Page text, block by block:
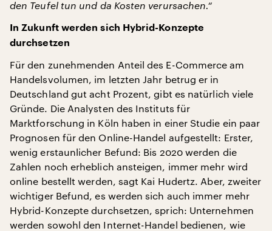
den Teufel tun und da Kosten verursachen.“
In Zukunft werden sich Hybrid-Konzepte
durchsetzen
Für den zunehmenden Anteil des E-Commerce am
Handelsvolumen, im letzten Jahr betrug er in
Deutschland gut acht Prozent, gibt es natürlich viele
Gründe. Die Analysten des Instituts für
Marktforschung in Köln haben in einer Studie ein paar
Prognosen für den Online-Handel aufgestellt: Erster,
wenig erstaunlicher Befund: Bis 2020 werden die
Zahlen noch erheblich ansteigen, immer mehr wird
online bestellt werden, sagt Kai Hudertz. Aber, zweiter
wichtiger Befund, es werden sich auch immer mehr
Hybrid-Konzepte durchsetzen, sprich: Unternehmen
werden sowohl den Internet-Handel bedienen, wie